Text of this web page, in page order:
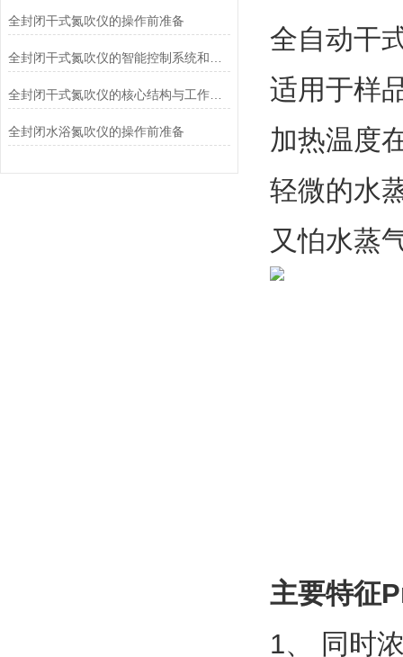
全封闭干式氮吹仪的操作前准备
全封闭干式氮吹仪的核心结构与工作原理
全封闭水浴氮吹仪的操作前准备
全自动干
适用于样
加热温度
轻微的水
又怕水蒸
主要特征
1、 同时